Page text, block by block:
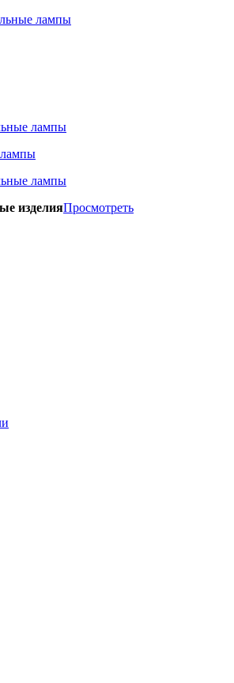
лампы
лампы
лампы
лампы
изделияПросмотреть